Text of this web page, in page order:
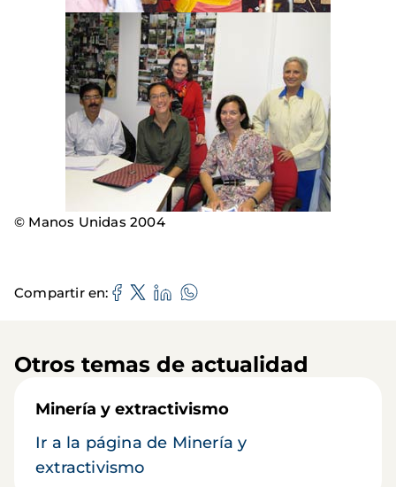
© Manos Unidas 2004
Compartir en
Otros temas de actualidad
Minería y extractivismo
Ir a la página de Minería y
extractivismo